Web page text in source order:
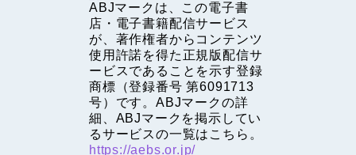
ABJマークは、この電子書
店・電子書籍配信サービス
が、著作権者からコンテンツ
使用許諾を得た正規版配信サ
ービスであることを示す登録
商標（登録番号 第6091713
号）です。ABJマークの詳
細、ABJマークを掲示してい
るサービスの一覧はこちら。
https://aebs.or.jp/